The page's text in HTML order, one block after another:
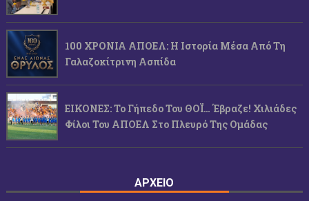
100 ΧΡΟΝΙΑ ΑΠΟΕΛ: Η Ιστορία Μέσα Από Τη
Γαλαζοκίτρινη Ασπίδα
ΕΙΚΟΝΕΣ: Το Γήπεδο Του ΘΟΪ… Έβραζε! Χιλιάδες
Φίλοι Του ΑΠΟΕΛ Στο Πλευρό Της Ομάδας
ΑΡΧΕΙΟ